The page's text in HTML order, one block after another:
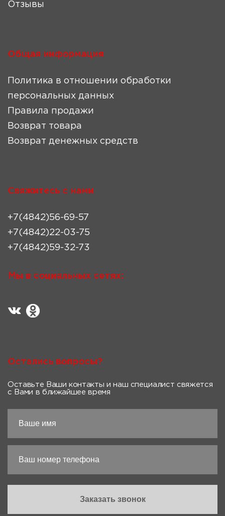
Отзывы
Общая информация
Политика в отношении обработки
персональных данных
Правила продажи
Возврат товара
Возврат денежных средств
Свяжитесь с нами
+7(4842)56-69-57
+7(4842)22-03-75
+7(4842)59-32-73
Мы в социальных сетях:
Остались вопросы?
Оставьте Ваши контакты и наш специалист свяжется
с Вами в ближайшее время